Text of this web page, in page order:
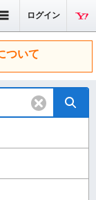
ログイン
ついて